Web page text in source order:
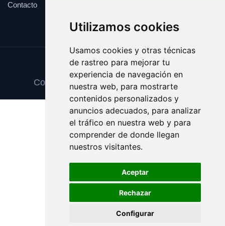
Utilizamos cookies
Usamos cookies y otras técnicas
de rastreo para mejorar tu
experiencia de navegación en
nuestra web, para mostrarte
contenidos personalizados y
anuncios adecuados, para analizar
el tráfico en nuestra web y para
comprender de donde llegan
nuestros visitantes.
Aceptar
Rechazar
Configurar
Contacto
Update cookies preferences
Copyright © 2025 espaciosnaturales.es